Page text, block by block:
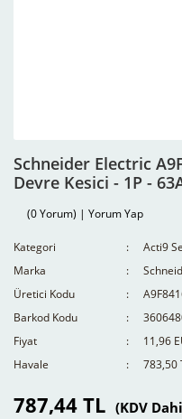
Schneider Electric
Devre Kesici - 1P -
(0 Yorum) | Yorum Yap
Kategori
Acti9
Marka
Üretici Kodu
Barkod Kodu
Fiyat
11,96
Havale
783,50
787,44 TL (KDV